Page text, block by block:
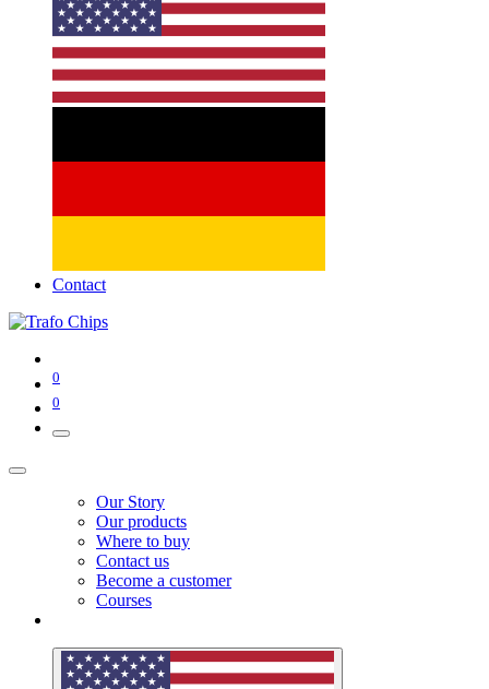
Contact
0
0
Our Story
Our products
Where to buy
Contact us
Become a customer
Courses